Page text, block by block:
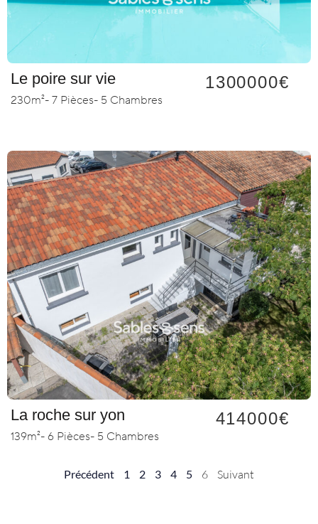
Le poire sur vie 1300000€
230m²- 7 Pièces- 5 Chambres
La roche sur yon 414000€
139m²- 6 Pièces- 5 Chambres
Précédent 1 2 3 4 5 6 Suivant